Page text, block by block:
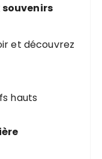
souvenirs
et découvrez
hauts